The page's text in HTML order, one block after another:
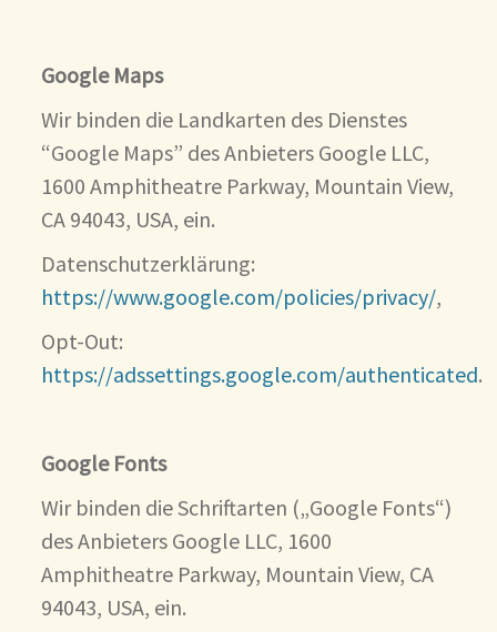
Google Maps
Wir binden die Landkarten des Dienstes
“Google Maps” des Anbieters Google LLC,
1600 Amphitheatre Parkway, Mountain View,
CA 94043, USA, ein.
Datenschutzerklärung:
https://www.google.com/policies/privacy/,
Opt-Out:
https://adssettings.google.com/authenticated.
Google Fonts
Wir binden die Schriftarten („Google Fonts“)
des Anbieters Google LLC, 1600
Amphitheatre Parkway, Mountain View, CA
94043, USA, ein.